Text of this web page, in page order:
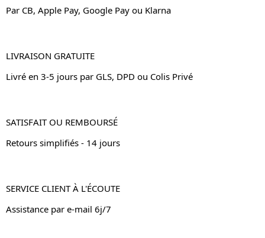
Par CB, Apple Pay, Google Pay ou Klarna
LIVRAISON GRATUITE
Livré en 3-5 jours par GLS, DPD ou Colis Privé
SATISFAIT OU REMBOURSÉ
Retours simplifiés - 14 jours
SERVICE CLIENT À L'ÉCOUTE
Assistance par e-mail 6j/7